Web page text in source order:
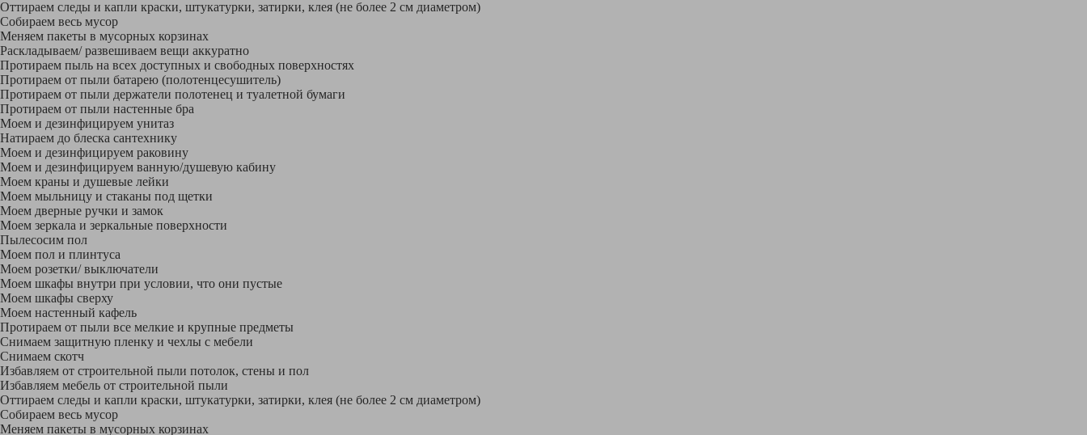
Оттираем следы и капли краски, штукатурки, затирки, клея (не более 2 см диаметром)
Собираем весь мусор
Меняем пакеты в мусорных корзинах
Раскладываем/ развешиваем вещи аккуратно
Протираем пыль на всех доступных и свободных поверхностях
Протираем от пыли батарею (полотенцесушитель)
Протираем от пыли держатели полотенец и туалетной бумаги
Протираем от пыли настенные бра
Моем и дезинфицируем унитаз
Натираем до блеска сантехнику
Моем и дезинфицируем раковину
Моем и дезинфицируем ванную/душевую кабину
Моем краны и душевые лейки
Моем мыльницу и стаканы под щетки
Моем дверные ручки и замок
Моем зеркала и зеркальные поверхности
Пылесосим пол
Моем пол и плинтуса
Моем розетки/ выключатели
Моем шкафы внутри при условии, что они пустые
Моем шкафы сверху
Моем настенный кафель
Протираем от пыли все мелкие и крупные предметы
Снимаем защитную пленку и чехлы с мебели
Снимаем скотч
Избавляем от строительной пыли потолок, стены и пол
Избавляем мебель от строительной пыли
Оттираем следы и капли краски, штукатурки, затирки, клея (не более 2 см диаметром)
Собираем весь мусор
Меняем пакеты в мусорных корзинах